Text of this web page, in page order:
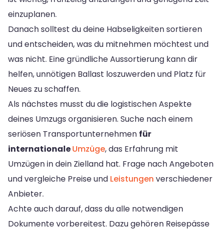
einzuplanen.
Danach solltest du deine Habseligkeiten sortieren
und entscheiden, was du mitnehmen möchtest und
was nicht. Eine gründliche Aussortierung kann dir
helfen, unnötigen Ballast loszuwerden und Platz für
Neues zu schaffen.
Als nächstes musst du die logistischen Aspekte
deines Umzugs organisieren. Suche nach einem
seriösen Transportunternehmen für
internationaleUmzüge, das Erfahrung mit
Umzügen in dein Zielland hat. Frage nach Angeboten
und vergleiche Preise und Leistungen verschiedener
Anbieter.
Achte auch darauf, dass du alle notwendigen
Dokumente vorbereitest. Dazu gehören Reisepässe